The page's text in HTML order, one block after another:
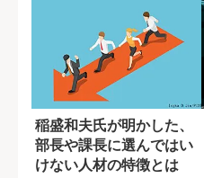
稲盛和夫氏が明かした、
部長や課長に選んではい
けない人材の特徴とは